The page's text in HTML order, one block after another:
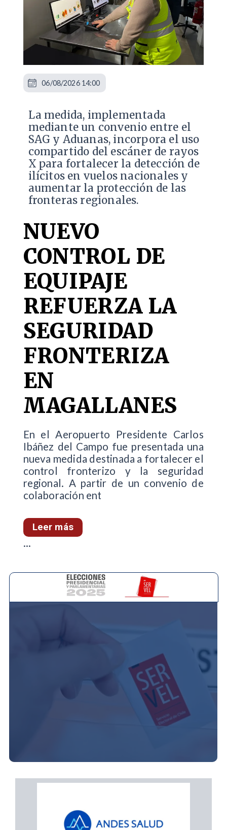
La medida, implementada
mediante un convenio entre el
SAG y Aduanas, incorpora el uso
compartido del escáner de rayos
X para fortalecer la detección de
ilícitos en vuelos nacionales y
aumentar la protección de las
fronteras regionales.
NUEVO
CONTROL DE
EQUIPAJE
REFUERZA LA
SEGURIDAD
FRONTERIZA
EN
MAGALLANES
En el Aeropuerto Presidente Carlos
Ibáñez del Campo fue presentada una
nueva medida destinada a fortalecer el
control fronterizo y la seguridad
regional. A partir de un convenio de
colaboración ent
Leer más
06/08/2026 14:00
...